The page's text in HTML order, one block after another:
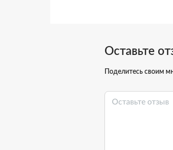
Оставьте
Поделитесь своим